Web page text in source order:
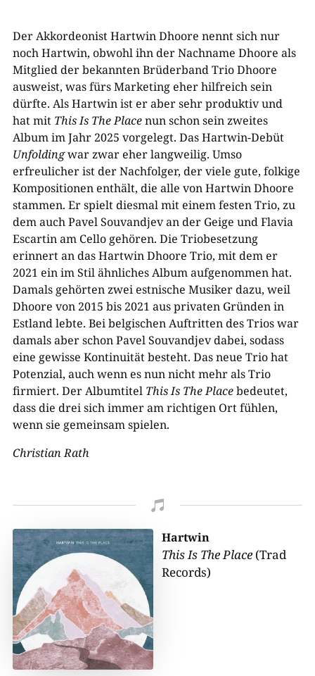
Der Akkordeonist Hartwin Dhoore nennt sich nur
noch Hartwin, obwohl ihn der Nachname Dhoore als
Mitglied der bekannten Brüderband Trio Dhoore
ausweist, was fürs Marketing eher hilfreich sein
dürfte. Als Hartwin ist er aber sehr produktiv und
hat mit This Is The Placenun schon sein zweites
Album im Jahr 2025 vorgelegt. Das Hartwin-Debüt
Unfoldingwar zwar eher langweilig. Umso
erfreulicher ist der Nachfolger, der viele gute, folkige
Kompositionen enthält, die alle von Hartwin Dhoore
stammen. Er spielt diesmal mit einem festen Trio, zu
dem auch Pavel Souvandjev an der Geige und Flavia
Escartin am Cello gehören. Die Triobesetzung
erinnert an das Hartwin Dhoore Trio, mit dem er
2021 ein im Stil ähnliches Album aufgenommen hat.
Damals gehörten zwei estnische Musiker dazu, weil
Dhoore von 2015 bis 2021 aus privaten Gründen in
Estland lebte. Bei belgischen Auftritten des Trios war
damals aber schon Pavel Souvandjev dabei, sodass
eine gewisse Kontinuität besteht. Das neue Trio hat
Potenzial, auch wenn es nun nicht mehr als Trio
firmiert. Der Albumtitel This Is The Placebedeutet,
dass die drei sich immer am richtigen Ort fühlen,
wenn sie gemeinsam spielen.
Christian Rath

Hartwin
This Is The Place (Trad
Records)